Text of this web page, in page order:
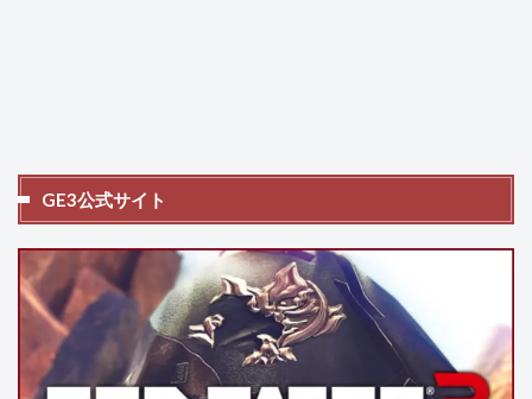
GE3公式サイト